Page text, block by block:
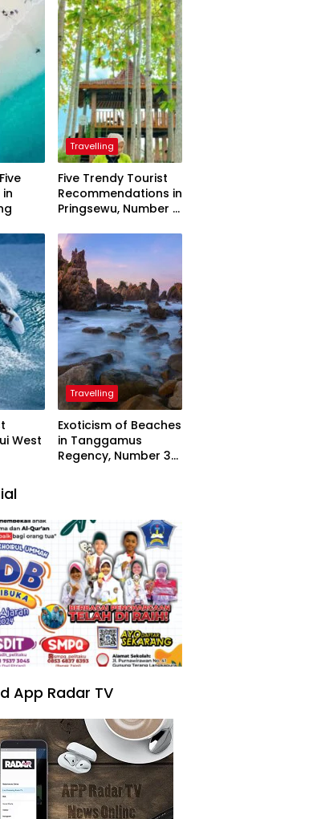
Travelling
Five Trendy Tourist
Recommendations in
Pringsewu, Number 3
President
West
Travelling
Exoticism of Beaches
in Tanggamus
Regency, Number 3
App Radar TV